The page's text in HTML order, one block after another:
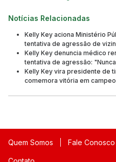
Notícias Relacionadas
Kelly Key aciona Ministério
tentativa de agressão de
Kelly Key denuncia médico
tentativa de agressão:
Kelly Key vira presidente de
comemora vitória em
Quem Somos Fale Conosco